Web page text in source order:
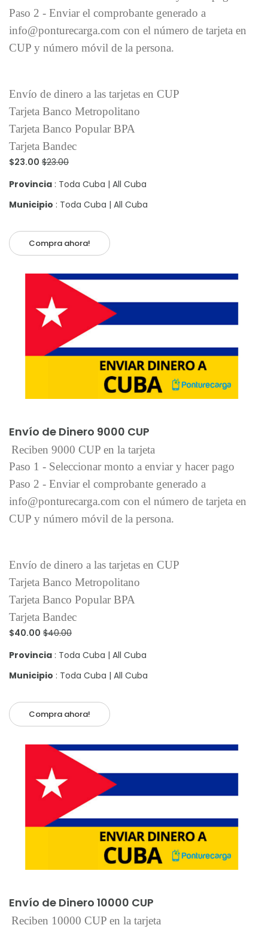
Paso 2 - Enviar el comprobante generado a
info@ponturecarga.com con el número de tarjeta en
CUP y número móvil de la persona.
Envío de dinero a las tarjetas en CUP
Tarjeta Banco Metropolitano
Tarjeta Banco Popular BPA
Tarjeta Bandec
$23.00 $23.00
Provincia : Toda Cuba | All Cuba
Municipio : Toda Cuba | All Cuba
Compra ahora!
Envío de Dinero 9000 CUP
Reciben 9000 CUP en la tarjeta
Paso 1 - Seleccionar monto a enviar y hacer pago
Paso 2 - Enviar el comprobante generado a
info@ponturecarga.com con el número de tarjeta en
CUP y número móvil de la persona.
Envío de dinero a las tarjetas en CUP
Tarjeta Banco Metropolitano
Tarjeta Banco Popular BPA
Tarjeta Bandec
$40.00 $40.00
Provincia : Toda Cuba | All Cuba
Municipio : Toda Cuba | All Cuba
Compra ahora!
Envío de Dinero 10000 CUP
Reciben 10000 CUP en la tarjeta